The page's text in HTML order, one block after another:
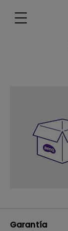
Garantía